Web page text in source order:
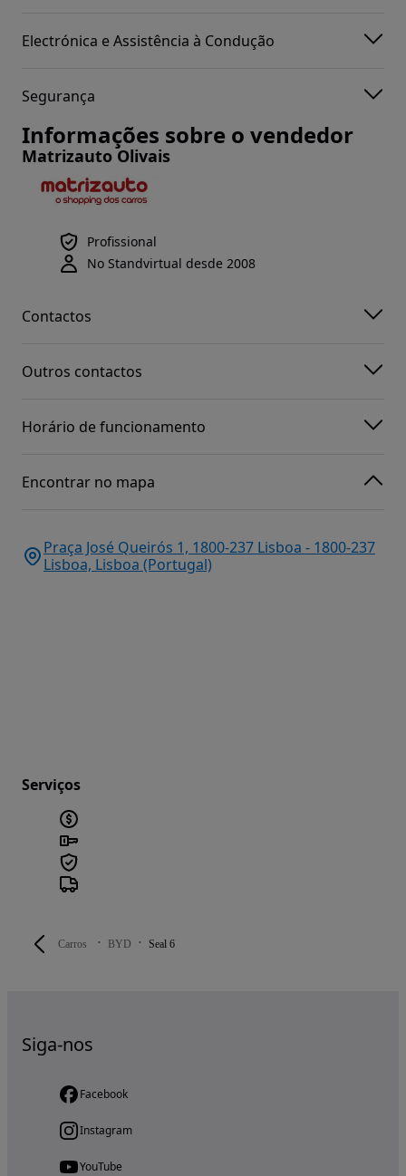
Carros BYD Seal 6
Electrónica e Assistência à Condução
Segurança
Informações sobre o vendedor
Matrizauto Olivais
Profissional
No Standvirtual desde 2008
Contactos
Outros contactos
Horário de funcionamento
Encontrar no mapa
Praça José Queirós 1, 1800-237 Lisboa - 1800-237
Lisboa, Lisboa (Portugal)
Serviços
Siga-nos
Facebook
Instagram
YouTube